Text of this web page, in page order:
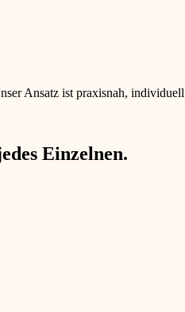
Ansatz ist praxisnah,
Einzelnen.